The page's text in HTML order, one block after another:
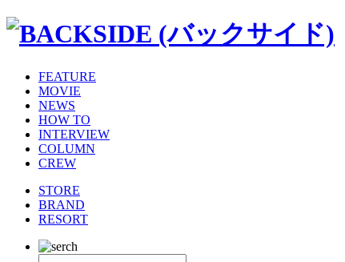
FEATURE
MOVIE
NEWS
HOW TO
INTERVIEW
COLUMN
CREW
STORE
BRAND
RESORT